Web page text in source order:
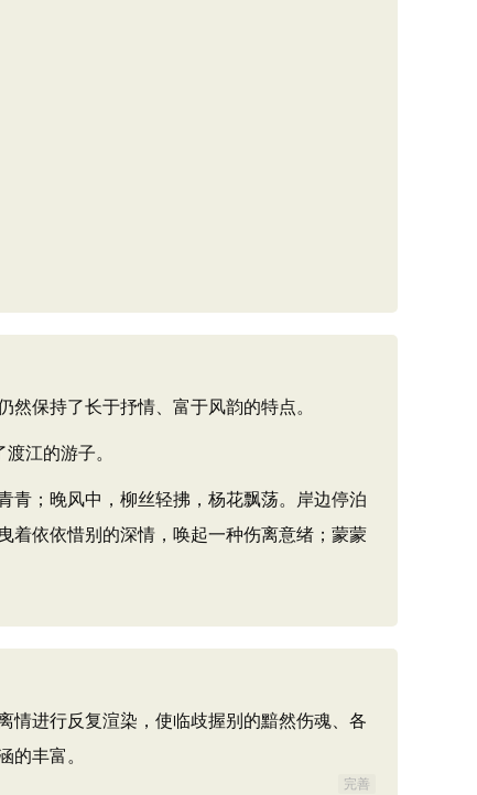
保持了长于抒情、富于风韵的特点。
江的游子。
；晚风中，柳丝轻拂，杨花飘荡。岸边停泊
着依依惜别的深情，唤起一种伤离意绪；蒙蒙
情进行反复渲染，使临歧握别的黯然伤魂、各
的丰富。
完善